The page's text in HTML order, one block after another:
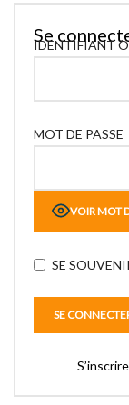
Se
IDENTIFIANT
MOT DE PASSE
VOIR MOT
SE